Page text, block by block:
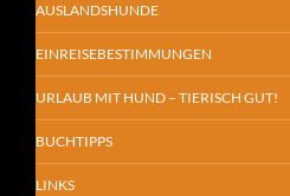
AUSLANDSHUNDE
EINREISEBESTIMMUNGEN
URLAUB MIT HUND – TIERISCH GUT!
BUCHTIPPS
LINKS